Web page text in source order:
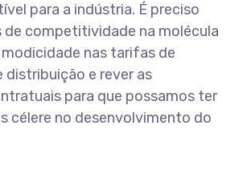
para a indústria. É preciso
de competitividade na molécula
nas tarifas de
distribuição e rever as
para que possamos ter
célere no desenvolvimento do